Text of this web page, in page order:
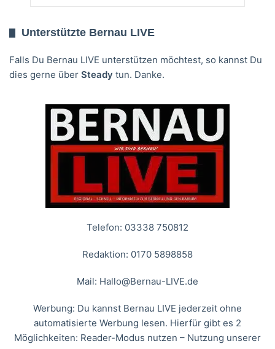
Unterstützte Bernau LIVE
Falls Du Bernau LIVE unterstützen möchtest, so kannst Du
dies gerne über Steady tun. Danke.
Telefon: 03338 750812
Redaktion: 0170 5898858
Mail: Hallo@Bernau-LIVE.de
Werbung: Du kannst Bernau LIVE jederzeit ohne
automatisierte Werbung lesen. Hierfür gibt es 2
Möglichkeiten: Reader-Modus nutzen – Nutzung unserer